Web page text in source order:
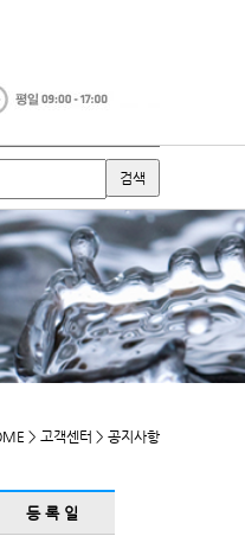
> 고객센터 > 공지사항
등 록 일